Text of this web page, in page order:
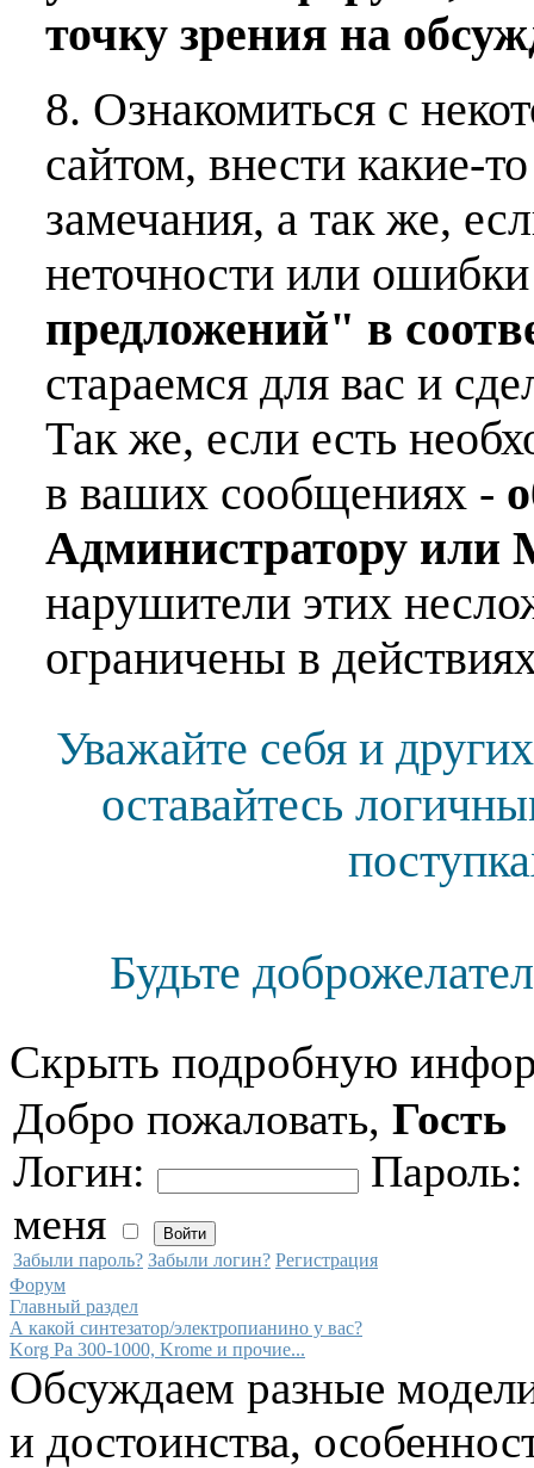
точку зрения на
8. Ознакомиться с
сайтом, внести какие-
замечания, а так же,
неточности или
предложений" в
стараемся для вас и
Так же, если есть
в ваших сообщениях -
Администратору или
нарушители этих
ограничены в
Уважайте себя и
оставайтесь
Будьте
Скрыть подробную
Добро пожаловать, Гость
Логин:
Пароль:
меня
Забыли пароль? Забыли логин? Регистрация
Форум
Главный раздел
А какой синтезатор/электропианино у вас?
Korg Pa 300-1000, Krome и прочие...
Обсуждаем разные
и достоинства,